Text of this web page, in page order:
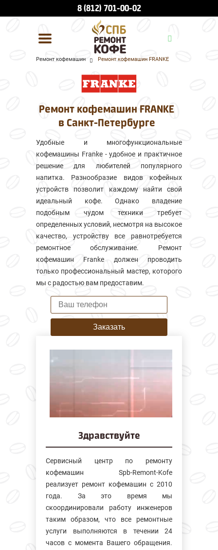
ВСЕ БРЕНДЫ
8 (812) 701-00-02
Ремонт кофемашин Ремонт кофемашин FRANKE
Ремонт кофемашин FRANKE
в Санкт-Петербурге
Удобные и многофункциональные
кофемашины Franke - удобное и практичное
решение для любителей популярного
напитка. Разнообразие видов кофейных
устройств позволит каждому найти свой
идеальный кофе. Однако владение
подобным чудом техники требует
определенных условий, несмотря на высокое
качество, устройству все равнотребуется
ремонтное обслуживание. Ремонт
кофемашин Franke должен проводить
только профессиональный мастер, которого
мы с радостью вам предоставим.
Заказать
Здравствуйте
Сервисный центр по ремонту
кофемашин Spb-Remont-Kofe
реализует ремонт кофемашин с 2010
года. За это время мы
скоординировали работу инженеров
таким образом, что все ремонтные
услуги выполняются в течении 24
часов с момента Вашего обращения.